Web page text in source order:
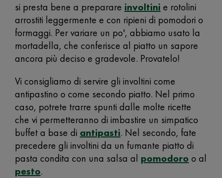
si presta bene a preparare involtini e rotolini
arrostiti leggermente e con ripieni di pomodori o
formaggi. Per variare un po', abbiamo usato la
mortadella, che conferisce al piatto un sapore
ancora più deciso e gradevole. Provatelo!
Vi consigliamo di servire gli involtini come
antipastino o come secondo piatto. Nel primo
caso, potrete trarre spunti dalle molte ricette
che vi permetteranno di imbastire un simpatico
buffet a base di antipasti. Nel secondo, fate
precedere gli involtini da un fumante piatto di
pasta condita con una salsa al pomodoro o al
pesto.